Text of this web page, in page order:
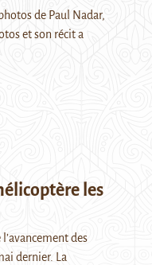
de Paul Nadar,
et son récit a
les
des
dernier. La